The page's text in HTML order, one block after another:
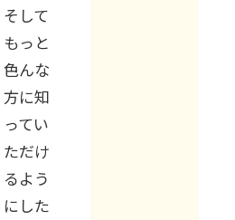
そして
もっと
色んな
方に知
ってい
ただけ
るよう
にした